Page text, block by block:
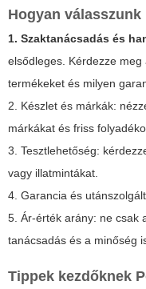
Hogyan
1. Szaktanácsadás és
elsődleges. Kérdezze
termékeket és milyen
2. Készlet és márkák:
márkákat és friss
3. Tesztlehetőség:
vagy illatmintákat.
4. Garancia és
5. Ár-érték arány: ne csak
tanácsadás és a minőség
Tippek kezdőknek